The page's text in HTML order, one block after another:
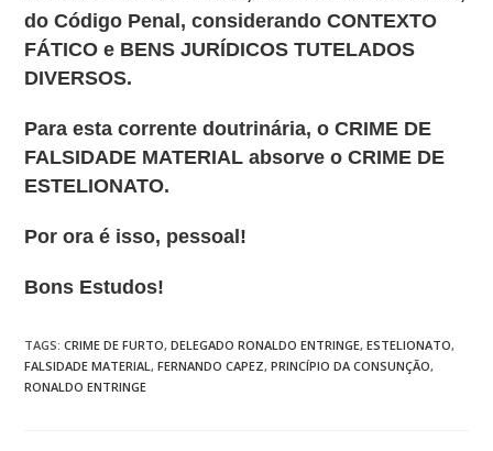
do Código Penal, considerando CONTEXTO
FÁTICO e BENS JURÍDICOS TUTELADOS
DIVERSOS.
Para esta corrente doutrinária, o CRIME DE
FALSIDADE MATERIAL absorve o CRIME DE
ESTELIONATO.
Por ora é isso, pessoal!
Bons Estudos!
TAGS:CRIME DE FURTO, DELEGADO RONALDO ENTRINGE, ESTELIONATO,
FALSIDADE MATERIAL , FERNANDO CAPEZ, PRINCÍPIO DA CONSUNÇÃO,
RONALDO ENTRINGE